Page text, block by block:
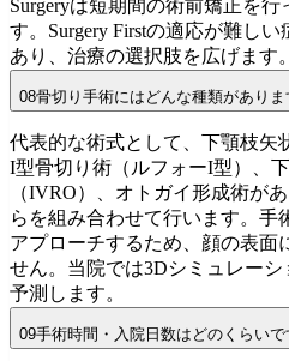
Early Surgeryについて
初診相談を予約
Surgeryは短期間の術前矯正を
す。Surgery Firstの適応が難し
あり、治療の選択肢を広げます。
08骨切り手術にはどんな種類がありま
手術の安全性
代表的な術式として、下顎枝矢
I型骨切り術（ルフォーI型）、
（IVRO）、オトガイ形成術が
らを組み合わせて行います。手
アプローチするため、顔の表面
せん。当院では3Dシミュレー
予測します。
09手術時間・入院日数はどのくらいで